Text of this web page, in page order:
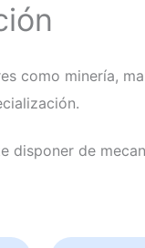
como minería,
disponer de